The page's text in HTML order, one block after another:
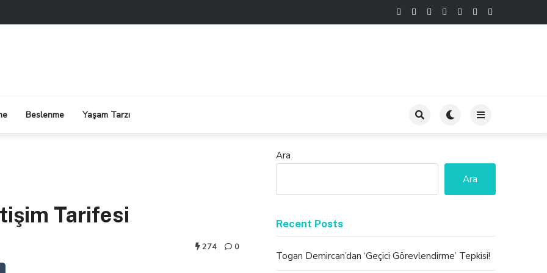
Beslenme Yaşam Tarzı
Tarifesi
274 0
Ara
Ara
Recent Posts
Togan Demircan’dan ‘Geçici Görevlendirme’ Tepkisi!